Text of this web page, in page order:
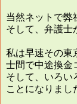
当然ネットで弊
そして、弁護士
私は早速その東
士間で中途換金
そして、いろい
ことになりまし